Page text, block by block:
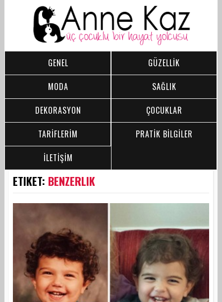
GENEL
GÜZELLİK
MODA
SAĞLIK
DEKORASYON
ÇOCUKLAR
TARİFLERİM
PRATİK BİLGİLER
İLETİŞİM
ETIKET: BENZERLIK